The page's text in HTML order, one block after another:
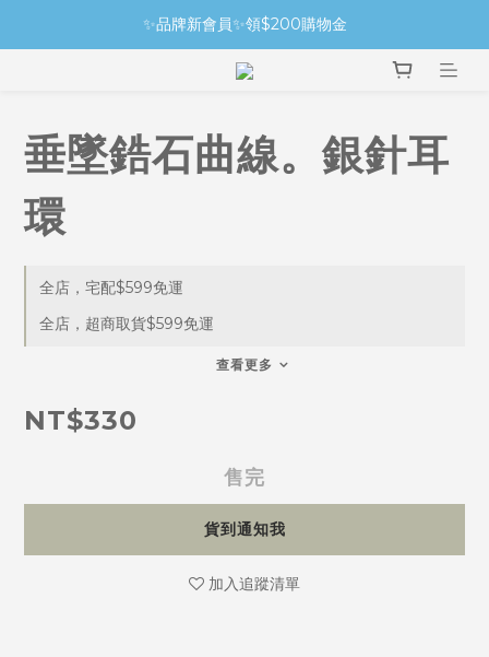
✨品牌新會員✨領$200購物金
垂墜鋯石曲線。銀針耳
環
全店，宅配$599免運
全店，超商取貨$599免運
查看更多
NT$330
售完
貨到通知我
加入追蹤清單